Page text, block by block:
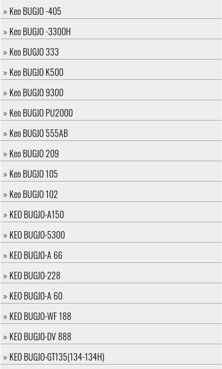
Keo BUGJO -405
Keo BUGJO -3300H
Keo BUGJO 333
Keo BUGJO K500
Keo BUGJO 9300
Keo BUGJO PU2000
Keo BUGJO 555AB
Keo BUGJO 209
Keo BUGJO 105
Keo BUGJO 102
KEO BUGJO-A150
KEO BUGJO-5300
KEO BUGJO-A 66
KEO BUGJO-228
KEO BUGJO-A 60
KEO BUGJO-WF 188
KEO BUGJO-DV 888
KEO BUGJO-GT135(134-134H)